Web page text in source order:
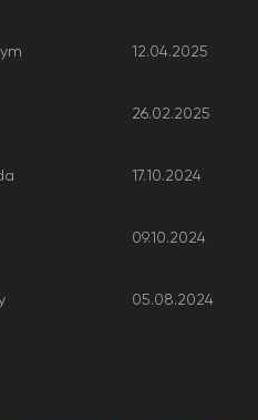
12.04.2025
26.02.2025
17.10.2024
09.10.2024
05.08.2024